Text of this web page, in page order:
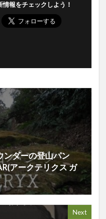
情報をチェックしよう！
ンダーの登山パン
アークテリクス ガ
Next